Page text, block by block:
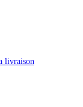
livraison